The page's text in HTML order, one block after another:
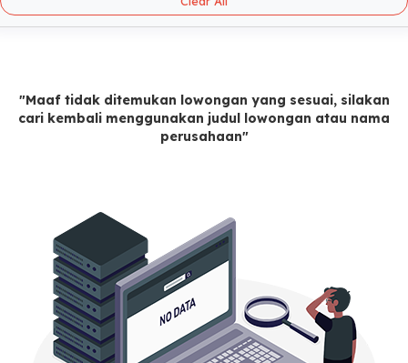
"Maaf tidak ditemukan lowongan yang sesuai, silakan
cari kembali menggunakan judul lowongan atau nama
perusahaan"